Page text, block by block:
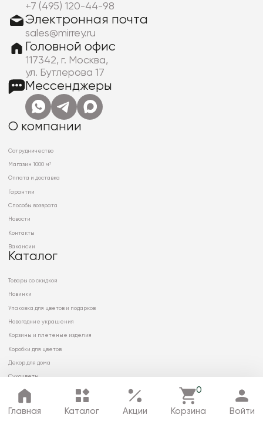
Главная Каталог Акции
0
Корзина Войти
+7 (495) 120-44-98
Электронная почта
sales@mirrey.ru
Головной офис
117342, г. Москва,
ул. Бутлерова 17
Мессенджеры
О компании
Сотрудничество
Магазин 1000 м²
Оплата и доставка
Гарантии
Способы возврата
Новости
Контакты
Вакансии
Каталог
Товары со скидкой
Новинки
Упаковка для цветов и подарков
Новогодние украшения
Корзины и плетеные изделия
Коробки для цветов
Декор для дома
Сухоцветы
© 2026 ООО «МИРРЭЙ»